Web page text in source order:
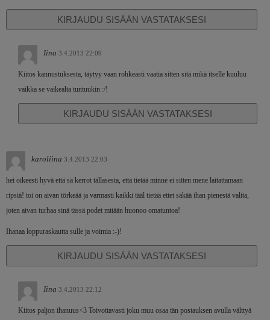
KIRJAUDU SISÄÄN VASTATAKSESI
Iina 3.4.2013 22:09
Kiitos kannustuksesta, täytyy vaan rohkeasti vaatia sitten sitä mikä itselle kuuluu
vaikka se vaikealta tuntuukin :/!
KIRJAUDU SISÄÄN VASTATAKSESI
karoliina 3.4.2013 22:03
hei oikeesti hyvä että sä kerrot tällasesta, että tietää minne ei sitten mene laitattamaan
ripsiä! toi on aivan törkeää ja varmasti kaikki tääl tietää ettet säkää ihan pienestä valita,
joten aivan turhaa sinä tässä podet mitään huonoo omatuntoa!
Ihanaa loppuraskautta sulle ja voimia :-)!
KIRJAUDU SISÄÄN VASTATAKSESI
Iina 3.4.2013 22:12
Kiitos paljon ihanuus<3 Toivottavasti joku muu osaa tän postauksen avulla välttyä